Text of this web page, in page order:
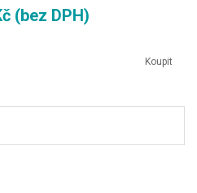
(bez DPH)
Koupit